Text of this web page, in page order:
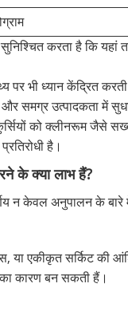
करता है कि
पर भी ध्यान
समग्र उत्पादकता में
को क्लीनरूम जैसे
है।
के क्या लाभ हैं?
न केवल अनुपालन के
या एकीकृत सर्किट की
का कारण बन सकती हैं।